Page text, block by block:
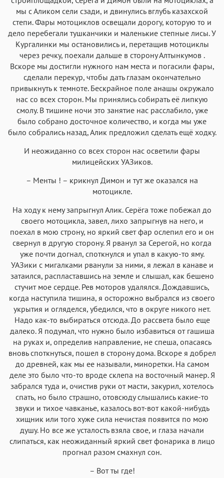
мы с Аликом сели сзади, и двинулись вглубь казахской
степи. Фары мотоциклов освещали дорогу, которую то и
дело перебегали тушканчики и маленькие степные лисы. У
Кургалинки мы остановились и, перетащив мотоциклы
через речку, поехали дальше в сторону Алтынкумов .
Вскоре мы достигли нужного нам места и погасили фары,
сделали перекур, чтобы дать глазам окончательно
привыкнуть к темноте. Бескрайное поле анашы окружало
нас со всех сторон. Мы принялись собирать её липкую
смолу. В тишине ночи это занятие нас расслабило, уже
было собрано досточное количество, и когда мы уже
было собрались назад, Алик предложил сделать ещё ходку.
И неожиданно со всех сторон нас осветили фары
милицейских УАЗиков.
– Менты ! – крикнул Димон и тут же оказался на
мотоцикле.
На ходу к нему запрыгнул Алик. Серёга тоже побежал до
своего мотоцикла, завел, лихо запрыгнув на него, и
поехал в мою строну, но яркий свет фар ослепил его и он
свернул в другую сторону. Я рванул за Серегой, но когда
уже почти догнал, споткнулся и упал в какую-то яму.
УАЗики с мигалками рванули за ними, я лежал в канаве и
затаился, распластавшись на земле и слышал, как бешено
стучит мое сердце. Рев моторов удалялся. Дождавшись,
когда наступила тишина, я осторожно выбрался из своего
укрытия и огляделся, убедился, что в округе никого нет.
Надо как-то выбираться отсюда. До рассвета было еще
далеко. Я подумал, что нужно было избавиться от гашиша
на руках и, определив направление, не спеша, опасаясь
вновь споткнуться, пошел в сторону дома. Вскоре я добрел
до древней, как мы ее называли, миноретки. На самом
деле это было что-то вроде склепа на восточный манер. Я
забрался туда и, очистив руки от масти, закурил, хотелось
спать, но было страшно, отовсюду слышались какие-то
звуки и тихое чавканье, казалось вот-вот какой-нибудь
хищник или того хуже сила нечистая появится по мою
душу. Но все же усталость взяла свое, и глаза начали
слипаться, как неожиданный яркий свет фонарика в лицо
прогнал разом смахнул сон.
– Вот ты где!